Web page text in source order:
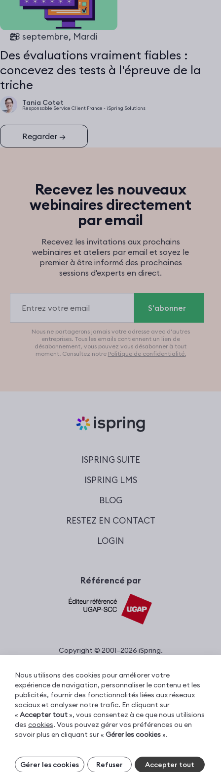
23 septembre, Mardi
Des évaluations vraiment fiables :
concevez des tests à l'épreuve de la
triche
Tania Cotet
Responsable Service Client France - iSpring Solutions
Regarder →
Recevez les nouveaux
webinaires directement
par email
Recevez les invitations aux prochains
webinaires et ateliers par email et soyez le
premier à être informé des prochaines
sessions d'experts en direct.
Nous ne partagerons jamais votre adresse avec d'autres
entreprises. Tous les emails contiennent un lien de
désabonnement, vous pouvez vous désabonner à tout
moment. Consultez notre Politique de confidentialité.
ISPRING SUITE
ISPRING LMS
BLOG
RESTEZ EN CONTACT
LOGIN
Référencé par
Copyright © 2001–2026 iSpring.
Sécurité des données
Politique de confidentialité
Conditions d’utilisation
Conditions générales d’achat
Avertissement concernant les
Nous utilisons des cookies pour améliorer votre
expérience de navigation, personnaliser le contenu et les
publicités, fournir des fonctionnalités liées aux réseaux
sociaux et analyser notre trafic. En cliquant sur
« Accepter tout », vous consentez à ce que nous utilisions
des cookies. Vous pouvez gérer vos préférences ou en
savoir plus en cliquant sur « Gérer les cookies ».
Gérer vos cookies
Les cookies essentiels sont toujours
Gérer les cookies Refuser Accepter tout